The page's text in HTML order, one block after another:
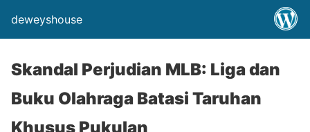
deweyshouse
Skandal Perjudian MLB: Liga dan
Buku Olahraga Batasi Taruhan
Khusus Pukulan